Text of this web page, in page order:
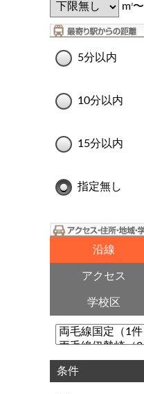
m2〜
5分以内
10分以内
15分以内
指定無し
沿線
アクセス
学校区
条件